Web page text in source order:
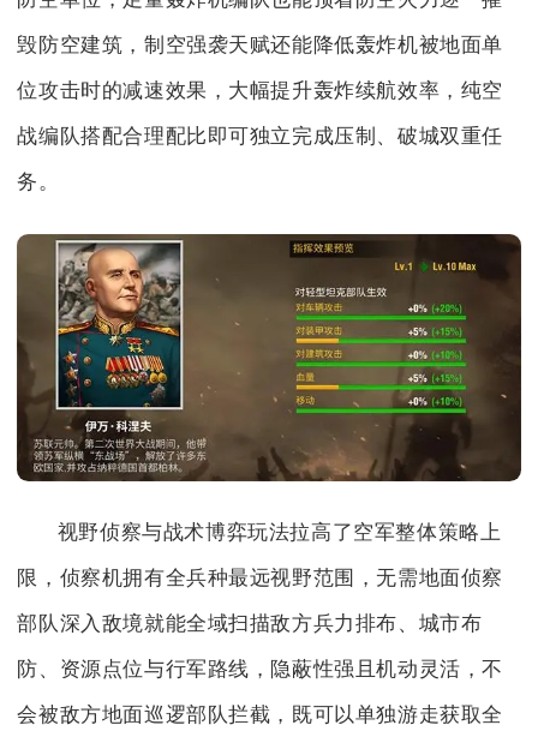
毁防空建筑，制空强袭天赋还能降低轰炸机被地面单
位攻击时的减速效果，大幅提升轰炸续航效率，纯空
战编队搭配合理配比即可独立完成压制、破城双重任
务。
视野侦察与战术博弈玩法拉高了空军整体策略上
限，侦察机拥有全兵种最远视野范围，无需地面侦察
部队深入敌境就能全域扫描敌方兵力排布、城市布
防、资源点位与行军路线，隐蔽性强且机动灵活，不
会被敌方地面巡逻部队拦截，既可以单独游走获取全